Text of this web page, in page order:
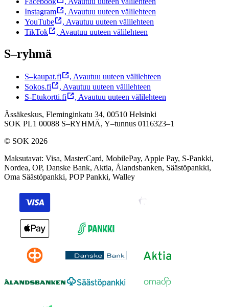
Instagram
, Avautuu uuteen välilehteen
YouTube
, Avautuu uuteen välilehteen
TikTok
, Avautuu uuteen välilehteen
S–ryhmä
S–kaupat.fi , Avautuu uuteen välilehteen
Sokos.fi
, Avautuu uuteen välilehteen
S-Etukortti.fi
, Avautuu uuteen välilehteen
Ässäkeskus, Fleminginkatu 34, 00510 Helsinki
SOK PL1 00088 S–RYHMÄ, Y–tunnus 0116323–1
© SOK 2026
Maksutavat: Visa, MasterCard, MobilePay, Apple Pay, S-Pankki,
Nordea, OP, Danske Bank, Aktia, Ålandsbanken, Säästöpankki,
Oma Säästöpankki, POP Pankki, Walley